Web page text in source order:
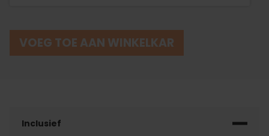
VOEG TOE AAN WINKELKAR
Inclusief